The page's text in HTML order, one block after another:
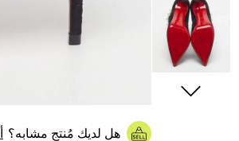
هل لديك مُنتج مشابه؟